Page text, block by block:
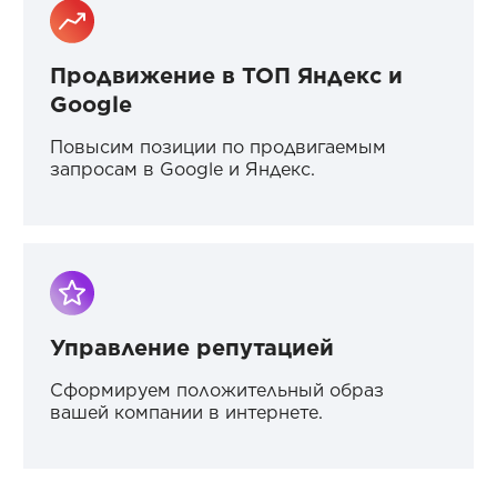
Продвижение в ТОП Яндекс и
Google
Повысим позиции по продвигаемым
запросам в Google и Яндекс.
Управление репутацией
Сформируем положительный образ
вашей компании в интернете.